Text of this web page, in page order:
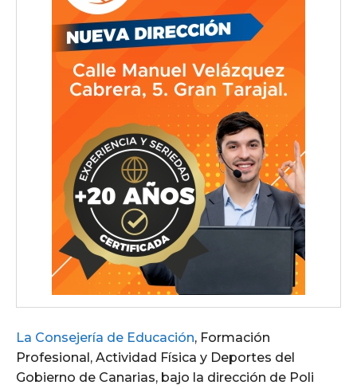
La Consejería de Educación, Formación
Profesional, Actividad Física y Deportes del
Gobierno de Canarias, bajo la dirección de Poli